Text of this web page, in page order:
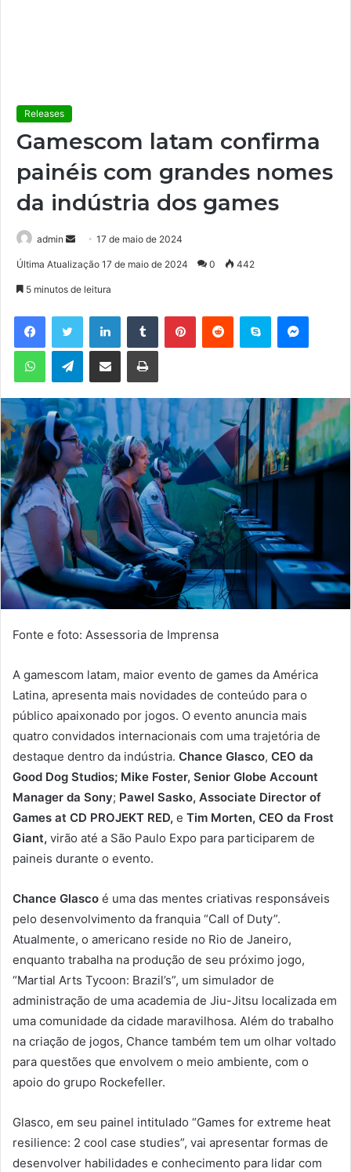
Releases
Gamescom latam confirma
painéis com grandes nomes
da indústria dos games
admin
d
e
m
m
a
i
l
17 de maio de 2024
Última Atualização 17 de maio de 2024 0 442
5 minutos de leitura
Telegram
Fonte e foto: Assessoria de Imprensa
A gamescom latam, maior evento de games da América
Latina, apresenta mais novidades de conteúdo para o
público apaixonado por jogos. O evento anuncia mais
quatro convidados internacionais com uma trajetória de
destaque dentro da indústria. Chance Glasco, CEO da
Good Dog Studios; Mike Foster, Senior Globe Account
Manager da Sony; Pawel Sasko, Associate Director of
Games at CD PROJEKT RED, e Tim Morten, CEO da Frost
Giant, virão até a São Paulo Expo para participarem de
paineis durante o evento.
Chance Glasco é uma das mentes criativas responsáveis
pelo desenvolvimento da franquia “Call of Duty”.
Atualmente, o americano reside no Rio de Janeiro,
enquanto trabalha na produção de seu próximo jogo,
“Martial Arts Tycoon: Brazil’s”, um simulador de
administração de uma academia de Jiu-Jitsu localizada em
uma comunidade da cidade maravilhosa. Além do trabalho
na criação de jogos, Chance também tem um olhar voltado
para questões que envolvem o meio ambiente, com o
apoio do grupo Rockefeller.
Glasco, em seu painel intitulado “Games for extreme heat
resilience: 2 cool case studies”, vai apresentar formas de
desenvolver habilidades e conhecimento para lidar com